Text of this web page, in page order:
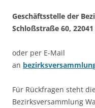
Geschäftsstelle der
Schloßstraße 60,
oder per E-Mail
an
Für Rückfragen steht
Bezirksversammlung